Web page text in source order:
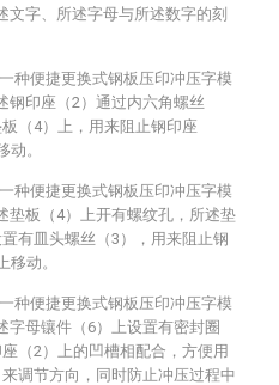
文字、所述字母与所述数字的刻
种便捷更换式钢板压印冲压字模
钢印座（2）通过内六角螺丝
板（4）上，用来阻止钢印座
动。
种便捷更换式钢板压印冲压字模
垫板（4）上开有螺纹孔，所述垫
有皿头螺丝（3），用来阻止钢
移动。
种便捷更换式钢板压印冲压字模
字母镶件（6）上设置有密封圈
座（2）上的凹槽相配合，方便用
调节方向，同时防止冲压过程中